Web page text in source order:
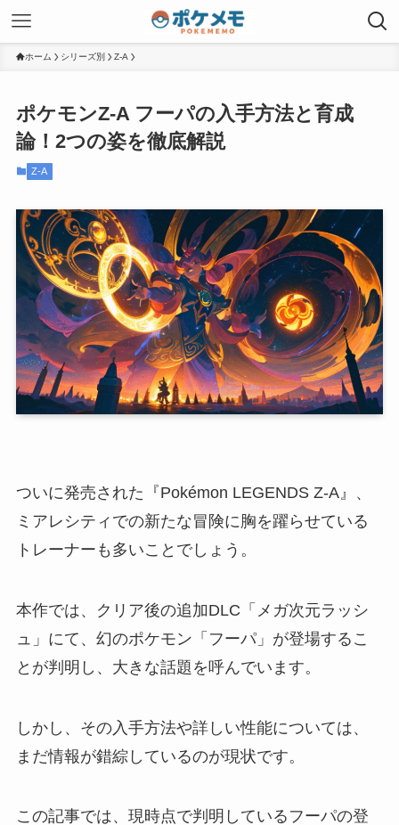
ホーム シリーズ別 Z-A
ポケモンZ-A フーパの入手方法と育成
論！2つの姿を徹底解説
Z-A
ついに発売された『Pokémon LEGENDS Z-A』、
ミアレシティでの新たな冒険に胸を躍らせている
トレーナーも多いことでしょう。
本作では、クリア後の追加DLC「メガ次元ラッシ
ュ」にて、幻のポケモン「フーパ」が登場するこ
とが判明し、大きな話題を呼んでいます。
しかし、その入手方法や詳しい性能については、
まだ情報が錯綜しているのが現状です。
この記事では、現時点で判明しているフーパの登